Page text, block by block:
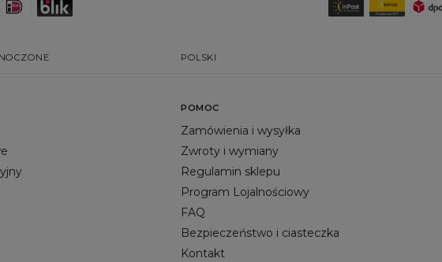
POLSKI
POMOC
Zamówienia i wysyłka
Zwroty i wymiany
Regulamin sklepu
Program Lojalnościowy
FAQ
Bezpieczeństwo i ciasteczka
Kontakt